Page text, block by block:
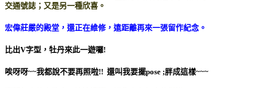
交通號誌；又是另一種欣喜。
宏偉莊嚴的殿堂，還正在維修，遠距離再來一張留作紀念。
比出V字型，牡丹來此一遊囉!
唉呀呀~~我都說不要再照啦!! 還叫我要擺pose ;胖成這樣~~~